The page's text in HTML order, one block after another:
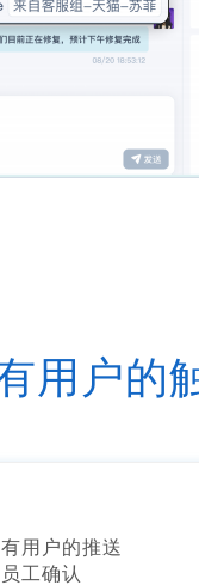
用户的
用户的推送
工确认